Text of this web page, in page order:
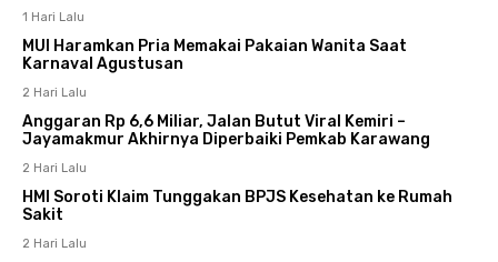
1 Hari Lalu
MUI Haramkan Pria Memakai Pakaian Wanita Saat
Karnaval Agustusan
2 Hari Lalu
Anggaran Rp 6,6 Miliar, Jalan Butut Viral Kemiri –
Jayamakmur Akhirnya Diperbaiki Pemkab Karawang
2 Hari Lalu
HMI Soroti Klaim Tunggakan BPJS Kesehatan ke Rumah
Sakit
2 Hari Lalu